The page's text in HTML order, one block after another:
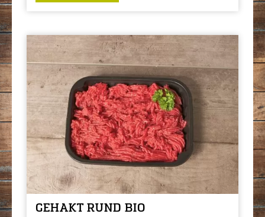
GEHAKT RUND BIO